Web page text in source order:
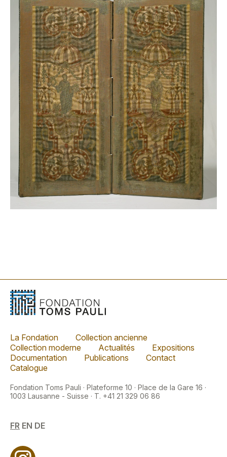
La Fondation
Collection ancienne
Collection moderne
Actualités
Expositions
Documentation
Publications
Contact
Catalogue
Fondation Toms Pauli · Plateforme 10 · Place de la Gare 16 ·
1003 Lausanne - Suisse · T. +41 21 329 06 86
FR EN DE